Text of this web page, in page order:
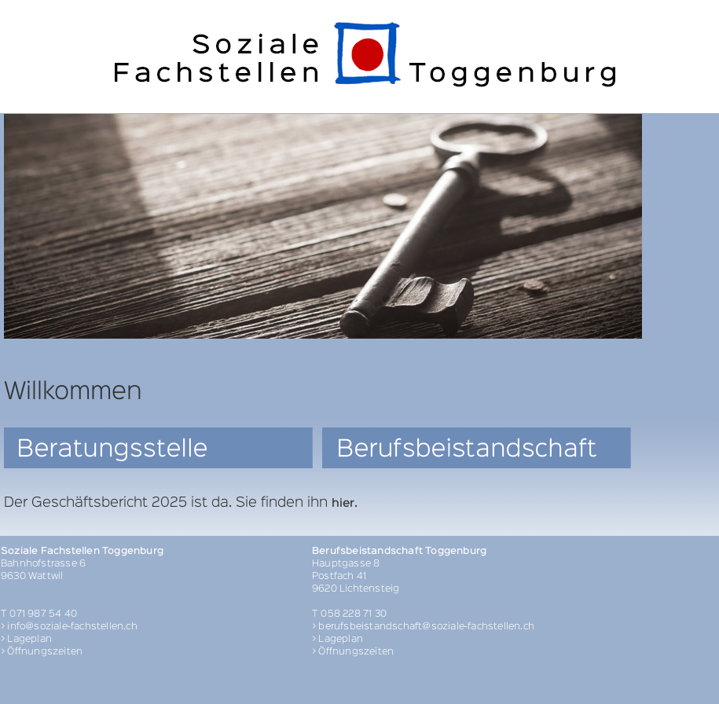
Willkommen
Der Geschäftsbericht 2025 ist da. Sie finden ihn hier.
Soziale Fachstellen Toggenburg
Bahnhofstrasse 6
9630 Wattwil
T 071 987 54 40
> info@soziale-fachstellen.ch
> Lageplan
> Öffnungszeiten
Berufsbeistandschaft Toggenburg
Hauptgasse 8
Postfach 41
9620 Lichtensteig
T 058 228 71 30
> berufsbeistandschaft@soziale-fachstellen.ch
> Lageplan
> Öffnungszeiten